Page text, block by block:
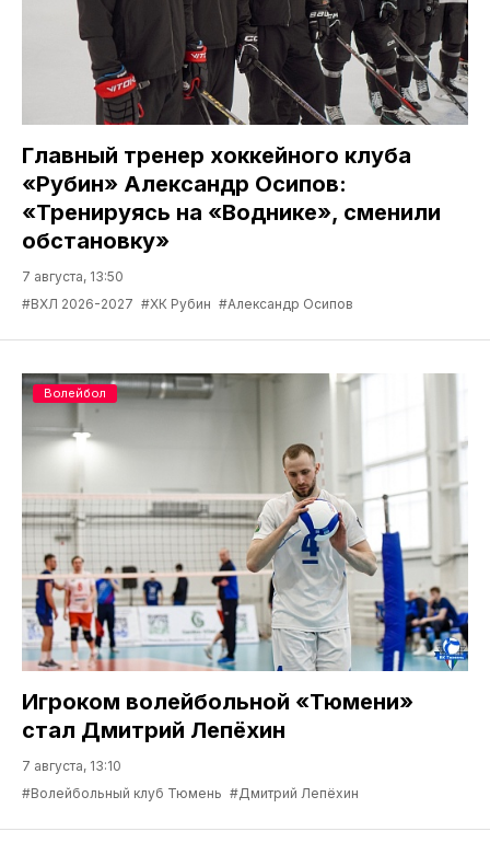
Главный тренер хоккейного клуба
«Рубин» Александр Осипов:
«Тренируясь на «Воднике», сменили
обстановку»
7 августа, 13:50
#ВХЛ 2026-2027 #ХК Рубин #Александр Осипов
Игроком волейбольной «Тюмени»
стал Дмитрий Лепёхин
7 августа, 13:10
#Волейбольный клуб Тюмень #Дмитрий Лепёхин
Волейбол